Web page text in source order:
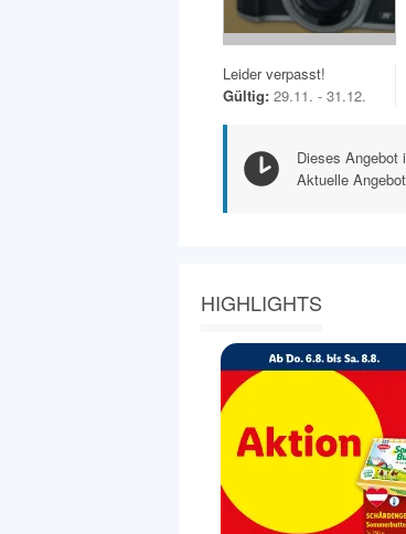
Leider verpasst!
Gültig: 29.11. - 31.12.
Dieses Angebot
Aktuelle
HIGHLIGHTS